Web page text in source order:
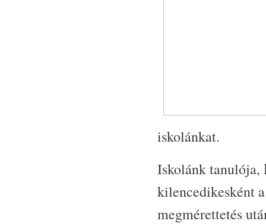
iskolánkat.
Iskolánk tanulója,
kilencedikesként
megmérettetés